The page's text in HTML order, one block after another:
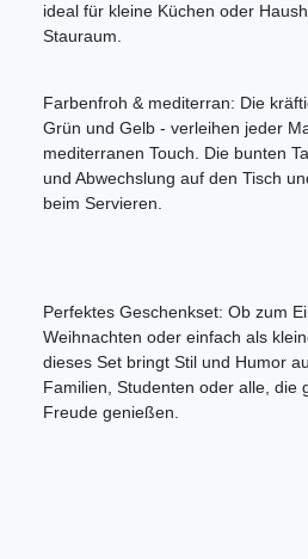
ideal für kleine Küchen oder
Stauraum.
Farbenfroh & mediterran: Die
Grün und Gelb - verleihen jeder
mediterranen Touch. Die bunten
und Abwechslung auf den Tisch
beim Servieren.
Perfektes Geschenkset: Ob zum
Weihnachten oder einfach als
dieses Set bringt Stil und Humor
Familien, Studenten oder alle, die
Freude genießen.